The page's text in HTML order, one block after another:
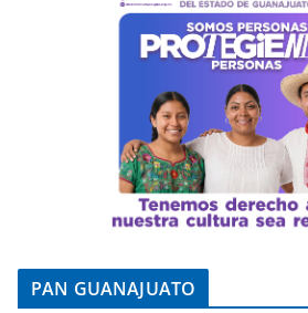
PAN GUANAJUATO